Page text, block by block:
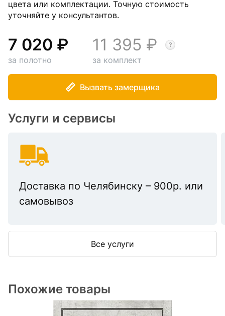
цвета или комплектации. Точную стоимость
уточняйте у консультантов.
7 020
за полотно
11 395
за комплект
Вызвать замерщика
Услуги и сервисы
Доставка по Челябинску – 900р. или
самовывоз
Все услуги
Похожие товары